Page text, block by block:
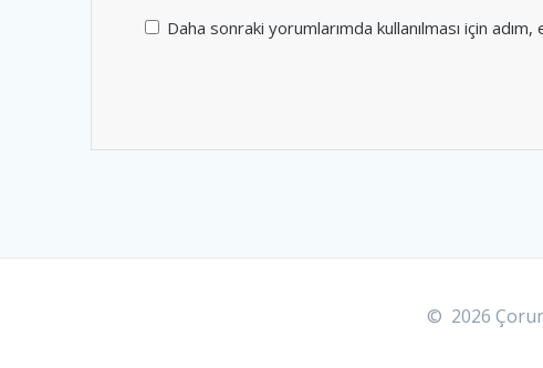
Daha sonraki yorumlarımda kullanılması için
© 2026